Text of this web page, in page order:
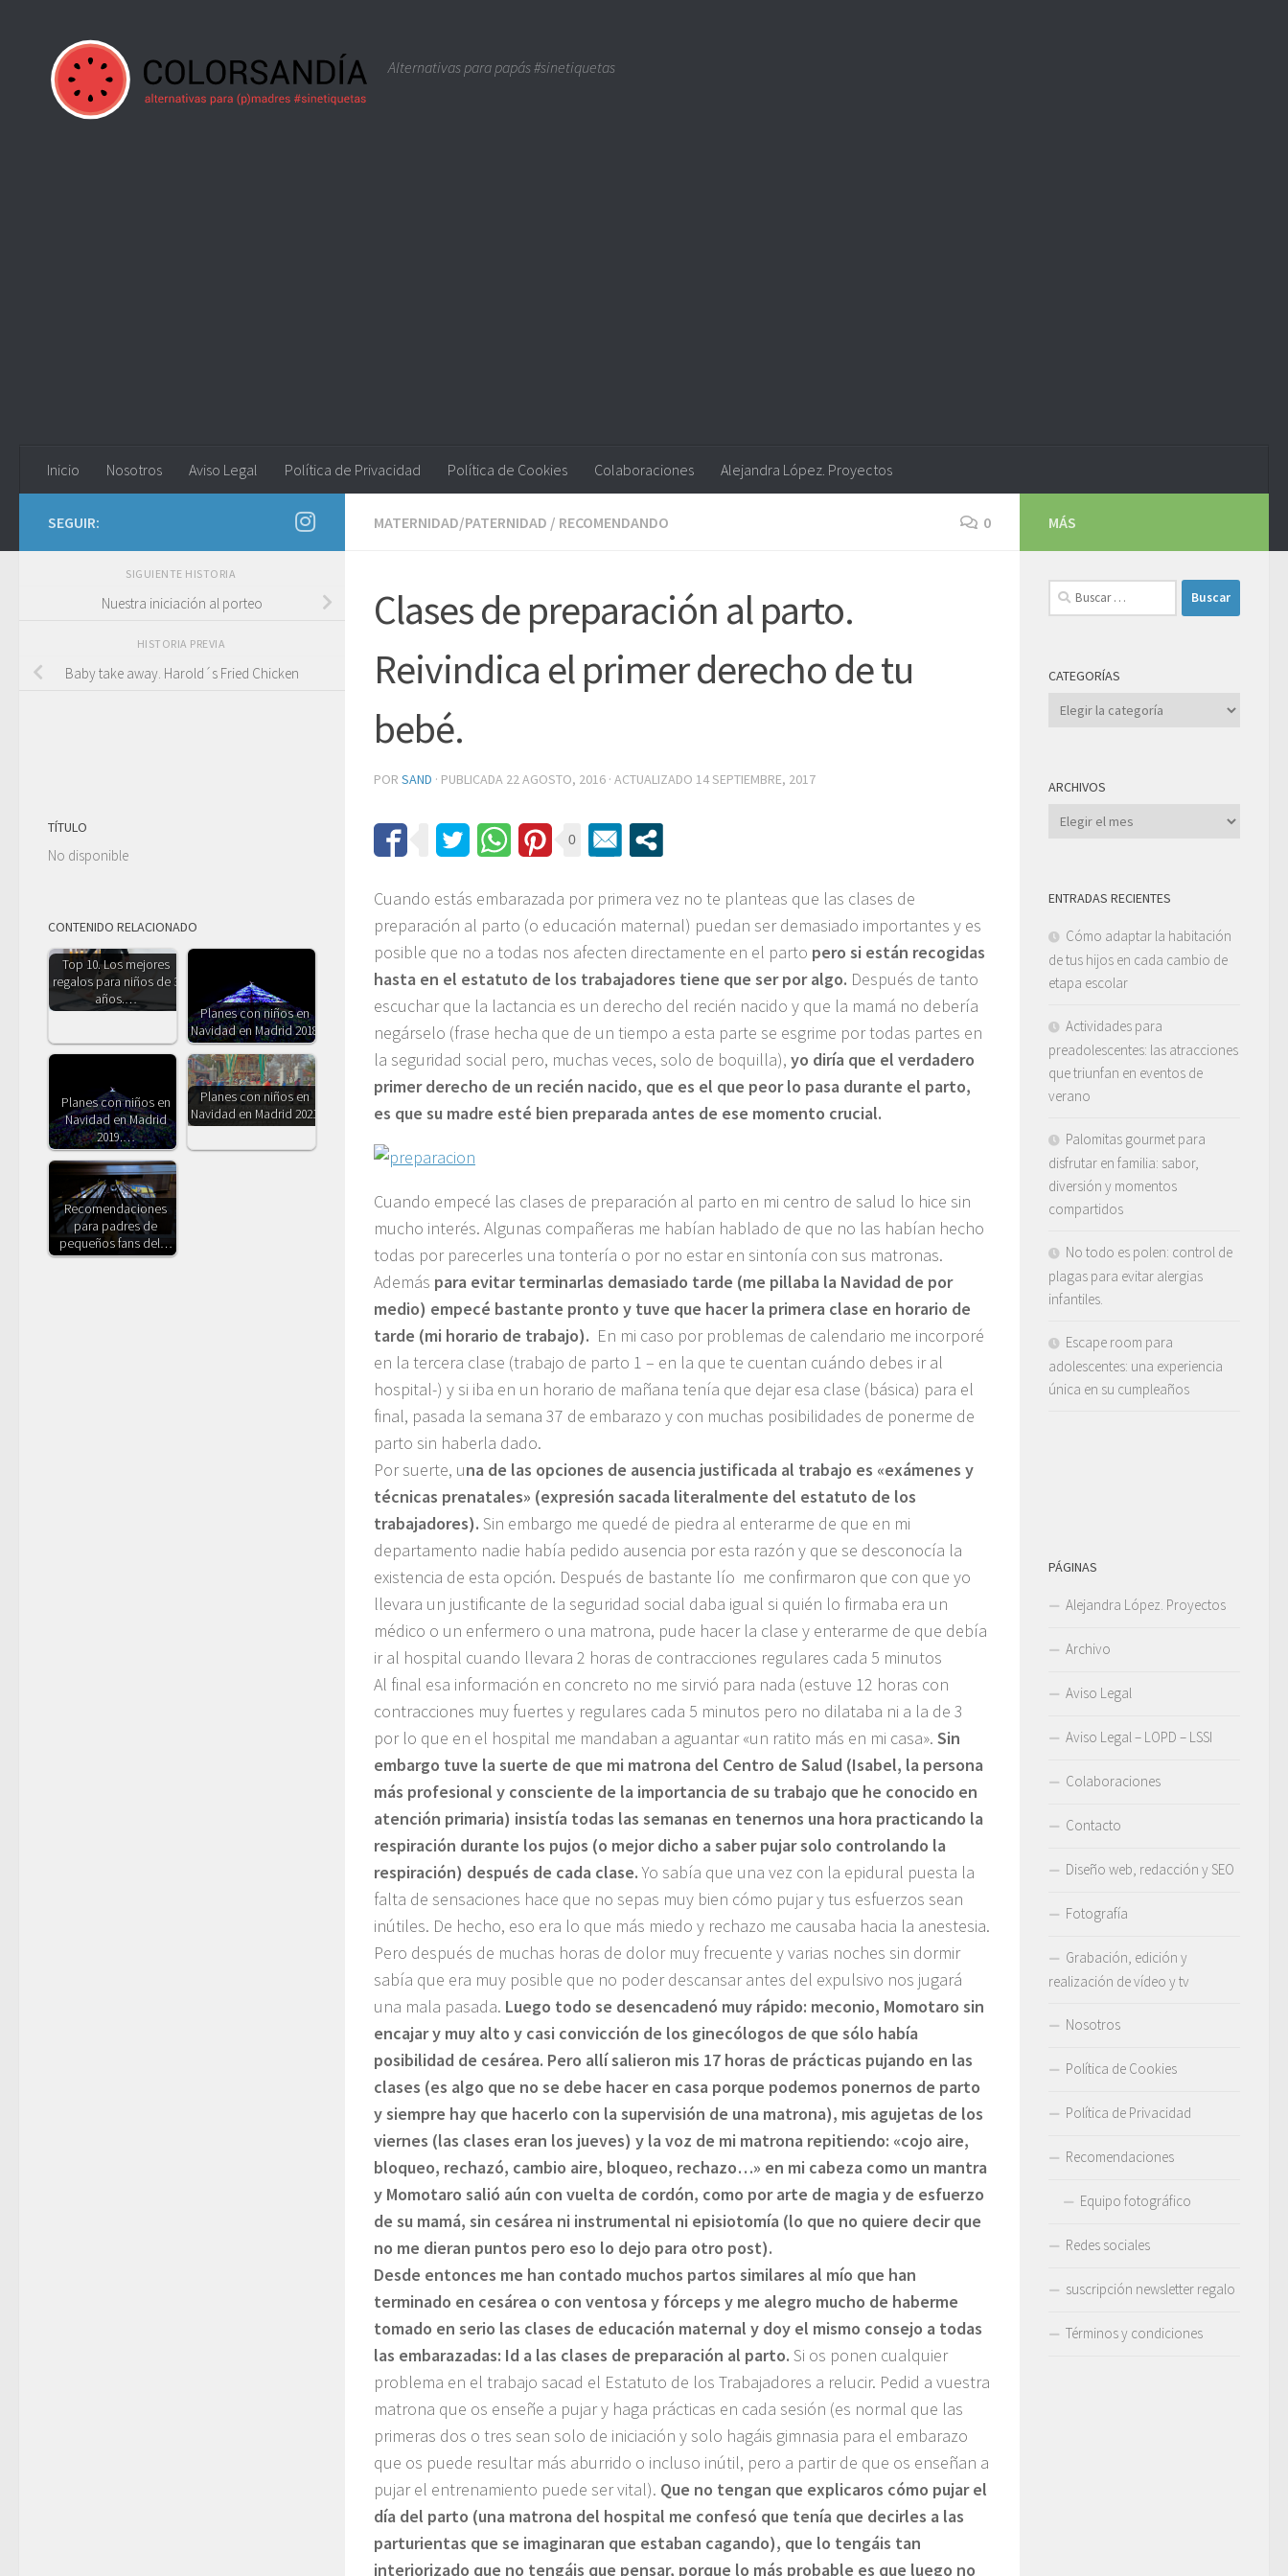
Alternativas para papás #sinetiquetas
Inicio Nosotros Aviso Legal Política de Privacidad Política de Cookies Colaboraciones Alejandra López. Proyectos
MATERNIDAD/PATERNIDAD / RECOMENDANDO 0
Clases de preparación al parto.
Reivindica el primer derecho de tu
bebé.
POR SAND · PUBLICADA 22 AGOSTO, 2016 · ACTUALIZADO 14 SEPTIEMBRE, 2017
0
Cuando estás embarazada por primera vez no te planteas que las clases de
preparación al parto (o educación maternal) puedan ser demasiado importantes y es
posible que no a todas nos afecten directamente en el parto pero si están recogidas
hasta en el estatuto de los trabajadores tiene que ser por algo. Después de tanto
escuchar que la lactancia es un derecho del recién nacido y que la mamá no debería
negárselo (frase hecha que de un tiempo a esta parte se esgrime por todas partes en
la seguridad social pero, muchas veces, solo de boquilla), yo diría que el verdadero
primer derecho de un recién nacido, que es el que peor lo pasa durante el parto,
es que su madre esté bien preparada antes de ese momento crucial.
Cuando empecé las clases de preparación al parto en mi centro de salud lo hice sin
mucho interés. Algunas compañeras me habían hablado de que no las habían hecho
todas por parecerles una tontería o por no estar en sintonía con sus matronas.
Además para evitar terminarlas demasiado tarde (me pillaba la Navidad de por
medio) empecé bastante pronto y tuve que hacer la primera clase en horario de
tarde (mi horario de trabajo). En mi caso por problemas de calendario me incorporé
en la tercera clase (trabajo de parto 1 – en la que te cuentan cuándo debes ir al
hospital-) y si iba en un horario de mañana tenía que dejar esa clase (básica) para el
final, pasada la semana 37 de embarazo y con muchas posibilidades de ponerme de
parto sin haberla dado.
Por suerte, una de las opciones de ausencia justificada al trabajo es «exámenes y
técnicas prenatales» (expresión sacada literalmente del estatuto de los
trabajadores). Sin embargo me quedé de piedra al enterarme de que en mi
departamento nadie había pedido ausencia por esta razón y que se desconocía la
existencia de esta opción. Después de bastante lío me confirmaron que con que yo
llevara un justificante de la seguridad social daba igual si quién lo firmaba era un
médico o un enfermero o una matrona, pude hacer la clase y enterarme de que debía
ir al hospital cuando llevara 2 horas de contracciones regulares cada 5 minutos
Al final esa información en concreto no me sirvió para nada (estuve 12 horas con
contracciones muy fuertes y regulares cada 5 minutos pero no dilataba ni a la de 3
por lo que en el hospital me mandaban a aguantar «un ratito más en mi casa». Sin
embargo tuve la suerte de que mi matrona del Centro de Salud (Isabel, la persona
más profesional y consciente de la importancia de su trabajo que he conocido en
atención primaria) insistía todas las semanas en tenernos una hora practicando la
respiración durante los pujos (o mejor dicho a saber pujar solo controlando la
respiración) después de cada clase.Yo sabía que una vez con la epidural puesta la
falta de sensaciones hace que no sepas muy bien cómo pujar y tus esfuerzos sean
inútiles. De hecho, eso era lo que más miedo y rechazo me causaba hacia la anestesia.
Pero después de muchas horas de dolor muy frecuente y varias noches sin dormir
sabía que era muy posible que no poder descansar antes del expulsivo nos jugará
una mala pasada. Luego todo se desencadenó muy rápido: meconio, Momotaro sin
encajar y muy alto y casi convicción de los ginecólogos de que sólo había
posibilidad de cesárea. Pero allí salieron mis 17 horas de prácticas pujando en las
clases (es algo que no se debe hacer en casa porque podemos ponernos de parto
y siempre hay que hacerlo con la supervisión de una matrona), mis agujetas de los
viernes (las clases eran los jueves) y la voz de mi matrona repitiendo: «cojo aire,
bloqueo, rechazó, cambio aire, bloqueo, rechazo…» en mi cabeza como un mantra
y Momotaro salió aún con vuelta de cordón, como por arte de magia y de esfuerzo
de su mamá, sin cesárea ni instrumental ni episiotomía (lo que no quiere decir que
no me dieran puntos pero eso lo dejo para otro post).
Desde entonces me han contado muchos partos similares al mío que han
terminado en cesárea o con ventosa y fórceps y me alegro mucho de haberme
tomado en serio las clases de educación maternal y doy el mismo consejo a todas
las embarazadas: Id a las clases de preparación al parto. Si os ponen cualquier
problema en el trabajo sacad el Estatuto de los Trabajadores a relucir. Pedid a vuestra
matrona que os enseñe a pujar y haga prácticas en cada sesión (es normal que las
primeras dos o tres sean solo de iniciación y solo hagáis gimnasia para el embarazo
que os puede resultar más aburrido o incluso inútil, pero a partir de que os enseñan a
pujar el entrenamiento puede ser vital). Que no tengan que explicaros cómo pujar el
día del parto (una matrona del hospital me confesó que tenía que decirles a las
parturientas que se imaginaran que estaban cagando), que lo tengáis tan
interiorizado que no tengáis que pensar, porque lo más probable es que luego no
SEGUIR:
SIGUIENTE HISTORIA
Nuestra iniciación al porteo
HISTORIA PREVIA
Baby take away. Harold´s Fried Chicken
TÍTULO
No disponible
CONTENIDO RELACIONADO
Top 10. Los mejores
regalos para niños de 3
años.…
Planes con niños en
Navidad en Madrid 2018
Planes con niños en
Navidad en Madrid
2019.…
Planes con niños en
Navidad en Madrid 2021
Recomendaciones
para padres de
pequeños fans del…
MÁS
Buscar:
CATEGORÍAS
Categorías
ARCHIVOS
Archivos
ENTRADAS RECIENTES
Cómo adaptar la habitación
de tus hijos en cada cambio de
etapa escolar
Actividades para
preadolescentes: las atracciones
que triunfan en eventos de
verano
Palomitas gourmet para
disfrutar en familia: sabor,
diversión y momentos
compartidos
No todo es polen: control de
plagas para evitar alergias
infantiles.
Escape room para
adolescentes: una experiencia
única en su cumpleaños
PÁGINAS
Alejandra López. Proyectos
Archivo
Aviso Legal
Aviso Legal – LOPD – LSSI
Colaboraciones
Contacto
Diseño web, redacción y SEO
Fotografía
Grabación, edición y
realización de vídeo y tv
Nosotros
Política de Cookies
Política de Privacidad
Recomendaciones
Equipo fotográfico
Redes sociales
suscripción newsletter regalo
Términos y condiciones